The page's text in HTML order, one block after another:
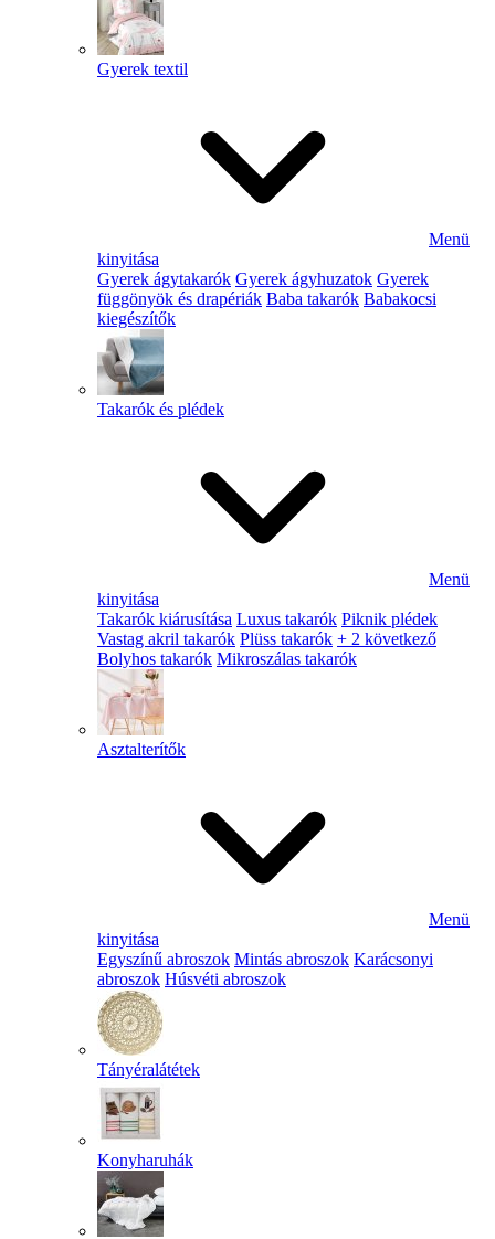
Gyerek textil
Menü
kinyitása
Gyerek ágytakarók Gyerek ágyhuzatok Gyerek
függönyök és drapériák Baba takarók Babakocsi
kiegészítők
Takarók és plédek
Menü
kinyitása
Takarók kiárusítása Luxus takarók Piknik plédek
Vastag akril takarók Plüss takarók + 2 következő
Bolyhos takarók Mikroszálas takarók
Asztalterítők
Menü
kinyitása
Egyszínű abroszok Mintás abroszok Karácsonyi
abroszok Húsvéti abroszok
Tányéralátétek
Konyharuhák